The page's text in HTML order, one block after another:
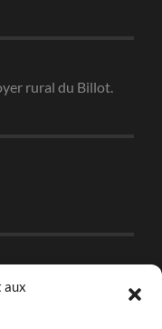
aux
rural du Billot.